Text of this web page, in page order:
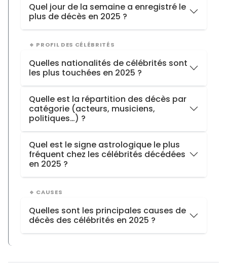
Quel jour de la semaine a enregistré le
plus de décès en 2025 ?
🔹 PROFIL DES CÉLÉBRITÉS
Quelles nationalités de célébrités sont
les plus touchées en 2025 ?
États-Unis
33
Royaume-Uni
Italie
Belgique
Quelle est la répartition des décès par
catégorie (acteurs, musiciens,
politiques…) ?
Acteurs
Chanteurs
Réalisateurs
Écrivains
5
Quel est le signe astrologique le plus
fréquent chez les célébrités décédées
en 2025 ?
Sagittaire
🔹 CAUSES
Quelles sont les principales causes de
décès des célébrités en 2025 ?